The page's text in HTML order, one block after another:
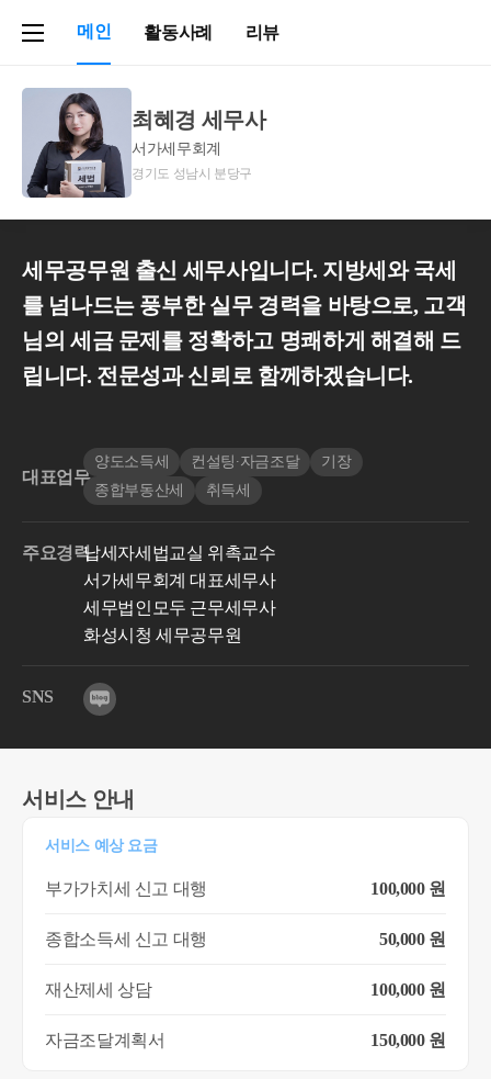
메인 활동사례 리뷰
최혜경 세무사
서가세무회계
경기도 성남시 분당구
세무공무원 출신 세무사입니다. 지방세와 국세
를 넘나드는 풍부한 실무 경력을 바탕으로, 고객
님의 세금 문제를 정확하고 명쾌하게 해결해 드
립니다. 전문성과 신뢰로 함께하겠습니다.
대표업무
양도소득세 컨설팅∙자금조달
기장
종합부동산세
취득세
주요경력납세자세법교실 위촉교수
서가세무회계 대표세무사
세무법인모두 근무세무사
화성시청 세무공무원
SNS
서비스 안내
서비스 예상 요금
부가가치세 신고 대행 100,000 원
종합소득세 신고 대행 50,000 원
재산제세 상담 100,000 원
자금조달계획서 150,000 원